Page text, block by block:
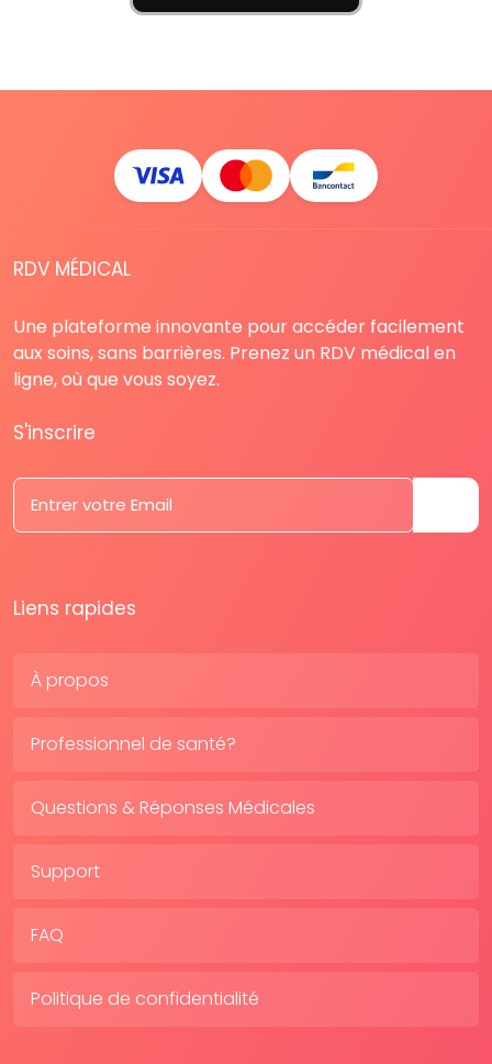
RDV MÉDICAL
Une plateforme innovante pour accéder facilement
aux soins, sans barrières. Prenez un RDV médical en
ligne, où que vous soyez.
S'inscrire
Liens rapides
À propos
Professionnel de santé?
Questions & Réponses Médicales
Support
FAQ
Politique de confidentialité